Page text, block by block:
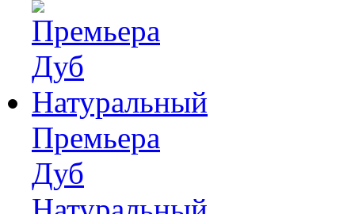
Премьера
Дуб